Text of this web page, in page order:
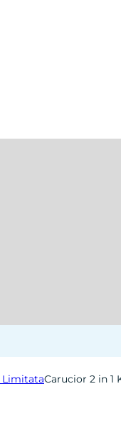
LimitataCarucior 2 in 1